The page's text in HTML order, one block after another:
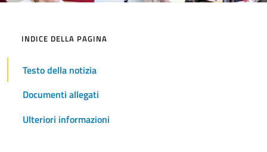
INDICE DELLA PAGINA
Testo della notizia
Documenti allegati
Ulteriori informazioni